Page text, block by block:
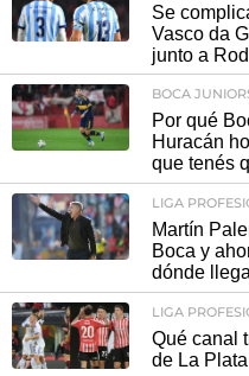
Se
Vasco da
junto a
BOCA
Por qué
Huracán
que tenés
LIGA
Martín
Boca y
dónde
LIGA
Qué canal
de La